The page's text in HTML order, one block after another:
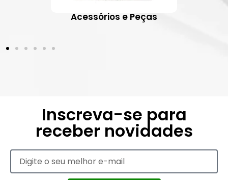
Acessórios e Peças
Inscreva-se para
receber novidades